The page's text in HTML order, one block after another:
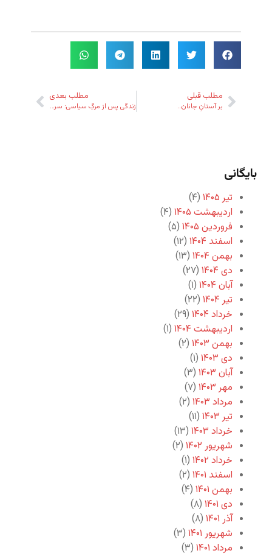
مطلب قبلی
بر آستانِ جانان…
مطلب بعدی
زندگی پس از مرگِ سیاسی: سرنوشت رهبران پس از ترکِ منصب
بایگانی
تیر ۱۴۰۵
(۴)
اردیبهشت ۱۴۰۵
(۴)
فروردین ۱۴۰۵
(۵)
اسفند ۱۴۰۴
(۱۲)
بهمن ۱۴۰۴
(۱۳)
دی ۱۴۰۴
(۲۷)
آبان ۱۴۰۴
(۱)
تیر ۱۴۰۴
(۲۲)
خرداد ۱۴۰۴
(۲۹)
اردیبهشت ۱۴۰۴
(۱)
بهمن ۱۴۰۳
(۲)
دی ۱۴۰۳
(۱)
آبان ۱۴۰۳
(۳)
مهر ۱۴۰۳
(۷)
مرداد ۱۴۰۳
(۲)
تیر ۱۴۰۳
(۱۱)
خرداد ۱۴۰۳
(۱۳)
شهریور ۱۴۰۲
(۲)
خرداد ۱۴۰۲
(۱)
اسفند ۱۴۰۱
(۲)
بهمن ۱۴۰۱
(۴)
دی ۱۴۰۱
(۸)
آذر ۱۴۰۱
(۸)
شهریور ۱۴۰۱
(۳)
مرداد ۱۴۰۱
(۳)